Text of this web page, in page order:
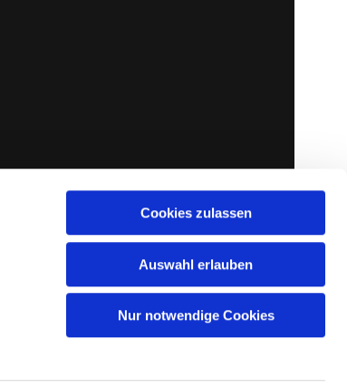
Cookies zulassen
Auswahl erlauben
Nur notwendige Cookies